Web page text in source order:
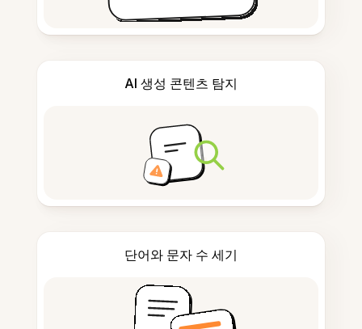
AI 생성 콘텐츠 탐지
단어와 문자 수 세기